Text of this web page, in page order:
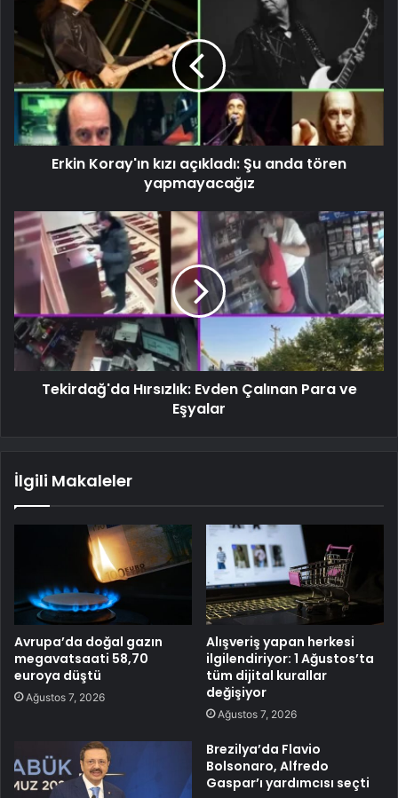
Erkin Koray'ın kızı açıkladı: Şu anda tören
yapmayacağız
Tekirdağ'da Hırsızlık: Evden Çalınan Para ve
Eşyalar
İlgili Makaleler
Avrupa’da doğal gazın
megavatsaati 58,70
euroya düştü
Ağustos 7, 2026
Alışveriş yapan herkesi
ilgilendiriyor: 1 Ağustos’ta
tüm dijital kurallar
değişiyor
Ağustos 7, 2026
Brezilya’da Flavio
Bolsonaro, Alfredo
Gaspar’ı yardımcısı seçti